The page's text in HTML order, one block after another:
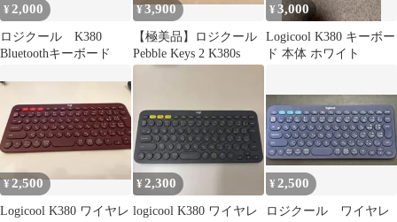
¥ 2,000
ロジクール K380
Bluetoothキーボード
¥3,900
【極美品】ロジクール
Pebble Keys 2 K380s
¥3,000
Logicool K380 キーボー
ド 本体 ホワイト
¥2,500
Logicool K380 ワイヤレ
¥2,300
logicool K380 ワイヤレ
¥ 2,500
ロジクール ワイヤレ